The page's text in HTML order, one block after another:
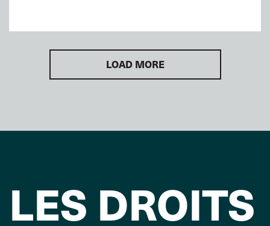
LOAD MORE
LES DROITS